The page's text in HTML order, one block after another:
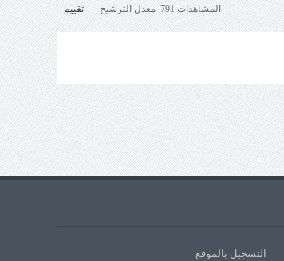
المشاهدات 791 معدل الترشيح تقييم
التسجيل بالموقع